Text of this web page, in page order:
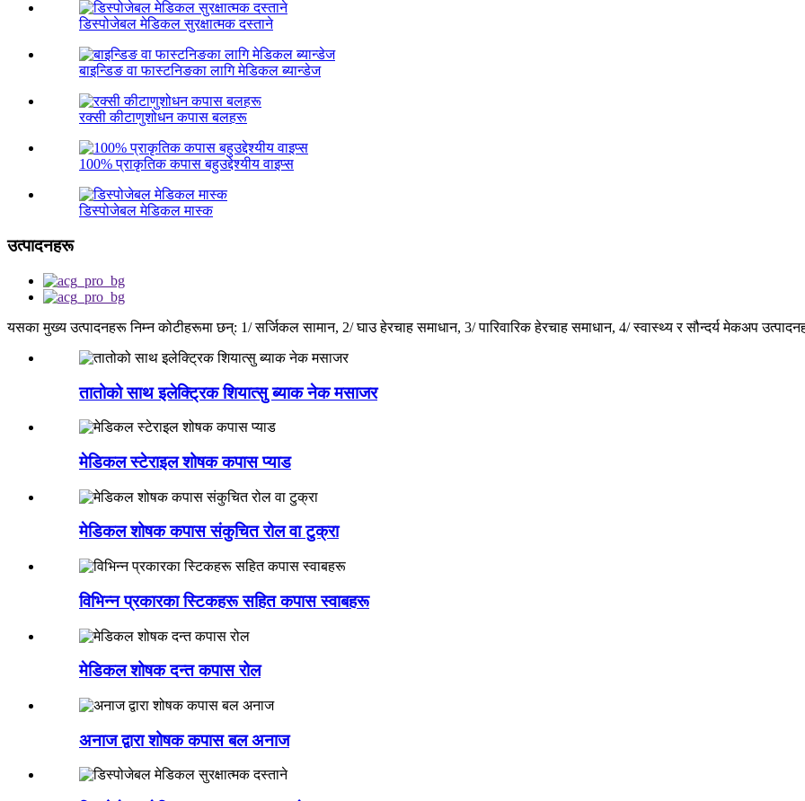
डिस्पोजेबल मेडिकल सुरक्षात्मक दस्ताने
बाइन्डिङ वा फास्टनिङका लागि मेडिकल ब्यान्डेज
रक्सी कीटाणुशोधन कपास बलहरू
100% प्राकृतिक कपास बहुउद्देश्यीय वाइप्स
डिस्पोजेबल मेडिकल मास्क
उत्पादनहरू
यसका मुख्य उत्पादनहरू निम्न कोटीहरूमा छन्: 1/ सर्जिकल सामान, 2/ घाउ हेरचाह समाधान, 3/ पारिवारिक हेरचाह समाधान, 4/ स्वास्थ्य र सौन्दर्य मेकअप
तातोको साथ इलेक्ट्रिक शियात्सु ब्याक नेक मसाजर
मेडिकल स्टेराइल शोषक कपास प्याड
मेडिकल शोषक कपास संकुचित रोल वा टुक्रा
विभिन्न प्रकारका स्टिकहरू सहित कपास स्वाबहरू
मेडिकल शोषक दन्त कपास रोल
अनाज द्वारा शोषक कपास बल अनाज